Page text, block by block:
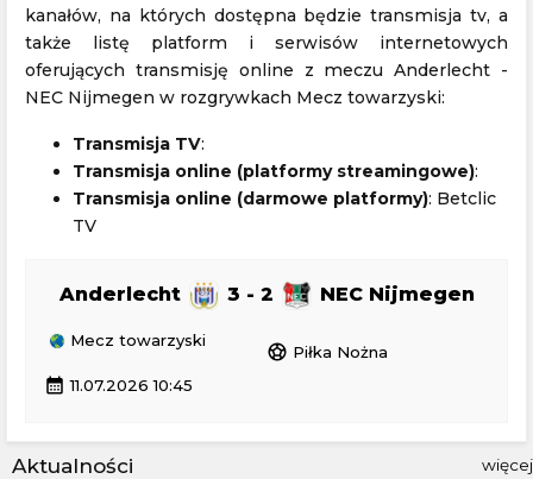
kanałów, na których dostępna będzie transmisja tv, a
także listę platform i serwisów internetowych
oferujących transmisję online z meczu Anderlecht -
NEC Nijmegen w rozgrywkach Mecz towarzyski:
Transmisja TV:
Transmisja online (platformy streamingowe):
Transmisja online (darmowe platformy): Betclic
TV
Anderlecht 3 - 2 NEC Nijmegen
Mecz towarzyski
sports_soccer Piłka Nożna
calendar_month 11.07.2026 10:45
Aktualności więcej